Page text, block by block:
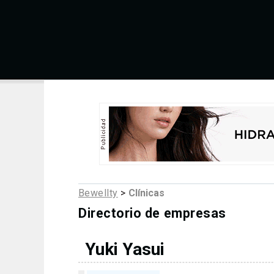
Bewellty > Clínicas
Directorio de empresas
Yuki Yasui